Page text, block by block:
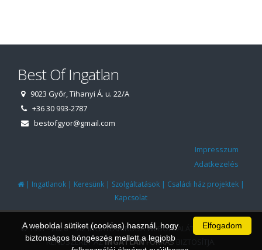
Best Of Ingatlan
9023 Győr, Tihanyi Á. u. 22/A
+36 30 993-2787
bestofgyor@gmail.com
Impresszum
Adatkezelés
| Ingatlanok | Keresünk | Szolgáltatások | Családi ház projektek |
Kapcsolat
© 1997 - 2026 AZ INGATLANIRODA WEBOLDALÁT ÉS ÜGYVITELI
RENDSZERÉT AZINGATLANFORRÁSBIZTOSÍTJA.
Elfogadom
A weboldal sütiket (cookies) használ, hogy
biztonságos böngészés mellett a legjobb